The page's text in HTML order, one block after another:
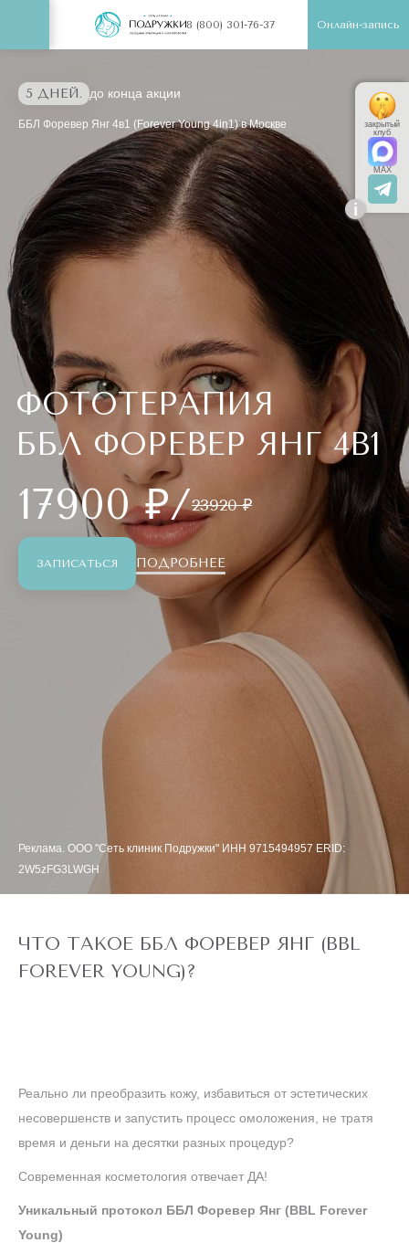
8 (800) 301-76-37 Онлайн-запись
5 ДНЕЙ. до конца акции
ББЛ Форевер Янг 4в1 (Forever Young 4in1) в Москве
ФОТОТЕРАПИЯ
ББЛ ФОРЕВЕР ЯНГ 4В1
17900 ₽/23920 ₽
ЗАПИСАТЬСЯ ПОДРОБНЕЕ
Реклама. ООО "Сеть клиник Подружки" ИНН 9715494957 ERID:
2W5zFG3LWGH
ЧТО ТАКОЕ ББЛ ФОРЕВЕР ЯНГ (BBL
FOREVER YOUNG)?
Реально ли преобразить кожу, избавиться от эстетических
несовершенств и запустить процесс омоложения, не тратя
время и деньги на десятки разных процедур?
Современная косметология отвечает ДА!
Уникальный протокол ББЛ Форевер Янг (BBL Forever
Young)
i
закрытый
клуб
MAX